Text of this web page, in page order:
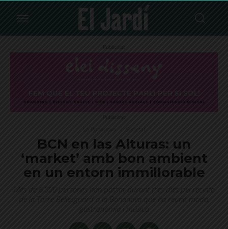
Publicitat
Publicitat
BCN en las Alturas: un
‘market’ amb bon ambient
en un entorn immillorable
Més de 6.000 persones han passat durant tres dies pel recinte
de la Torre Bellesguard a la Bonanova que ha reunit moda,
gastronomia i música